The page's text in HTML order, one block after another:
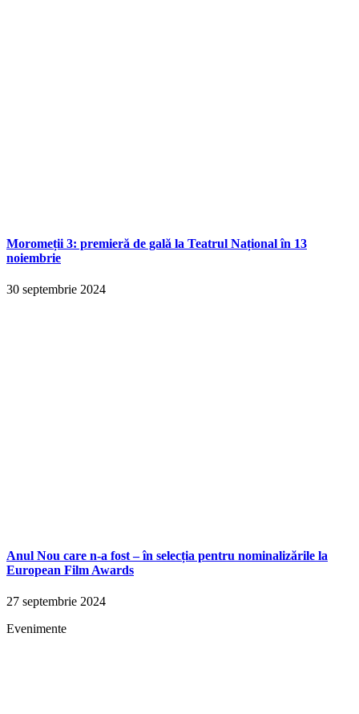
Moromeții 3: premieră de gală la Teatrul Național în 13
noiembrie
30 septembrie 2024
Anul Nou care n-a fost – în selecția pentru nominalizările la
European Film Awards
27 septembrie 2024
Evenimente